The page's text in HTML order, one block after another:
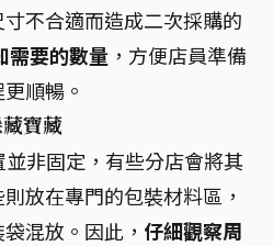
不合適而造成二次採購的
需要的數量 ，方便店員準備
順暢。
寶藏
非固定，有些分店會將其
放在專門的包裝材料區，
混放。因此， 仔細觀察周